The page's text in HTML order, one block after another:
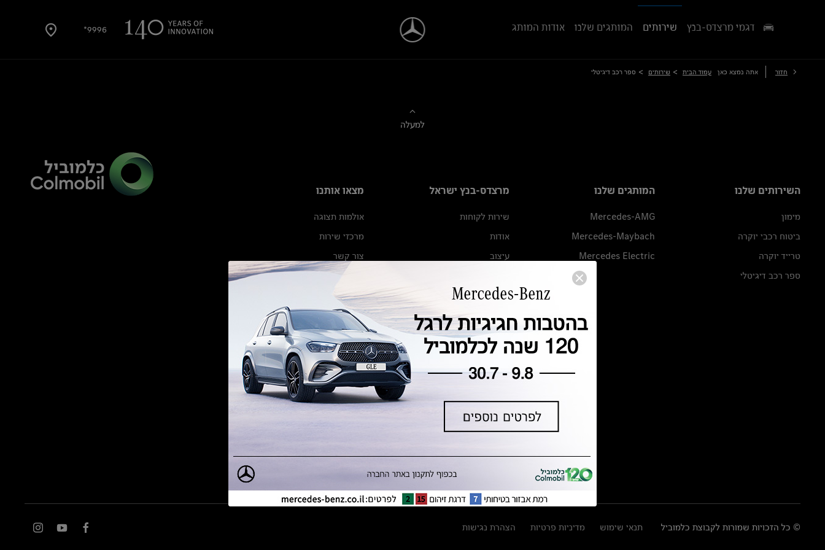
9996* דגמי מרצדס-בנץ שירותים המותגים שלנו אודות המותג
חזור אתה נמצא כאן עמוד הבית > שירותים > ספר רכב דיגיטלי
למעלה
השירותים שלנו
מימון
ביטוח רכבי יוקרה
טרייד יוקרה
ספר רכב דיגיטלי
המותגים שלנו
Mercedes-AMG
Mercedes-Maybach
Mercedes Electric
מרצדס-בנץ ישראל
שירות לקוחות
אודות
עיצוב
מגזין מרצדס-בנץ
ספרי רכב מרצדס-בנץ
נתוני זיהום אוויר וצריכת דלק וחשמל
נתוני תווית צמיגים
מחירון חלפים
הודעה על הטבות לרכבי מרצדס בהסדר
מצאו אותנו
אולמות תצוגה
מרכזי שירות
צור קשר
© כל הזכויות שמורות לקבוצת כלמוביל תנאי שימוש מדיניות פרטיות הצהרת נגישות